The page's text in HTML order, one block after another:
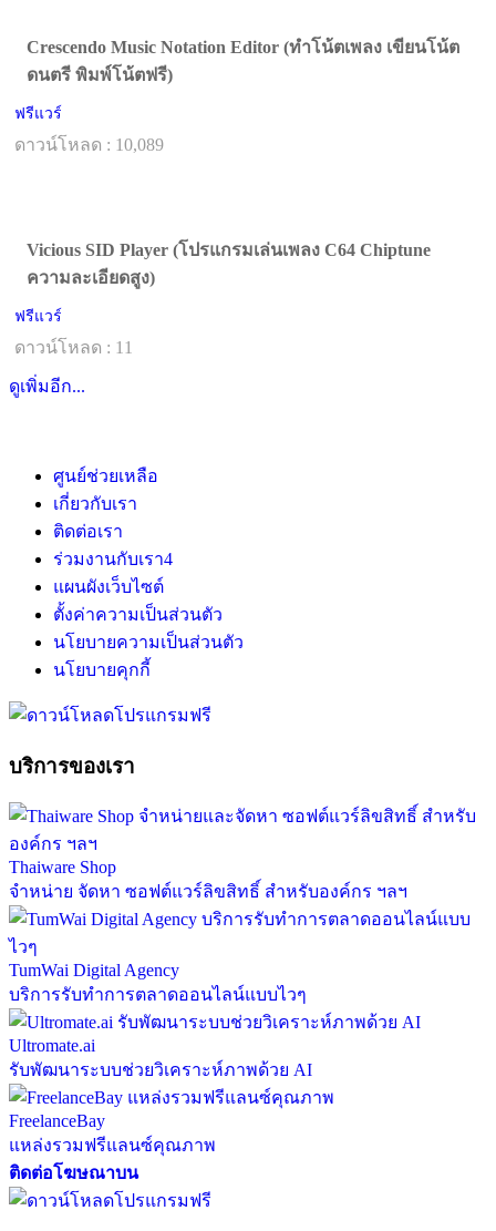
Crescendo Music Notation Editor (ทำโน้ตเพลง เขียนโน้ต
ดนตรี พิมพ์โน้ตฟรี)
ฟรีแวร์
ดาวน์โหลด : 10,089
Vicious SID Player (โปรแกรมเล่นเพลง C64 Chiptune
ความละเอียดสูง)
ฟรีแวร์
ดาวน์โหลด : 11
ดูเพิ่มอีก...
ศูนย์ช่วยเหลือ
เกี่ยวกับเรา
ติดต่อเรา
ร่วมงานกับเรา4
แผนผังเว็บไซต์
ตั้งค่าความเป็นส่วนตัว
นโยบายความเป็นส่วนตัว
นโยบายคุกกี้
บริการของเรา
Thaiware Shop
จำหน่าย จัดหา ซอฟต์แวร์ลิขสิทธิ์ สำหรับองค์กร ฯลฯ
TumWai Digital Agency
บริการรับทำการตลาดออนไลน์แบบไวๆ
Ultromate.ai
รับพัฒนาระบบช่วยวิเคราะห์ภาพด้วย AI
FreelanceBay
แหล่งรวมฟรีแลนซ์คุณภาพ
ติดต่อโฆษณาบน